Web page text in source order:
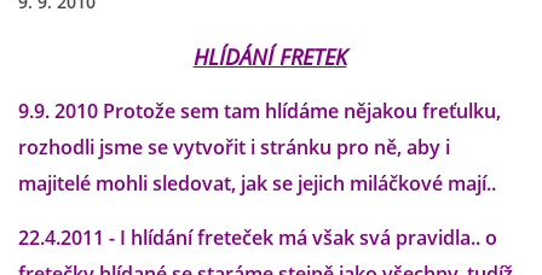
V PÉČI
VIRTUÁLNÍ ADOPCE
HLÍDÁNÍ FRETEK
9.9. 2010 Protože sem tam hlídáme nějakou freťulku,
rozhodli jsme se vytvořit i stránku pro ně, aby i
majitelé mohli sledovat, jak se jejich miláčkové mají..
22.4.2011 - I hlídání freteček má však svá pravidla.. o